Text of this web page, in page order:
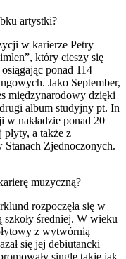
artystki?
w karierze Petry
który cieszy się
ponad 114
Jako September,
międzynarodowy dzięki
album studyjny pt. In
w nakładzie ponad 20
a także z
Stanach Zjednoczonych.
muzyczną?
rozpoczęła się w
szkoły średniej. W wieku
z wytwórnią
się jej debiutancki
single takie jak